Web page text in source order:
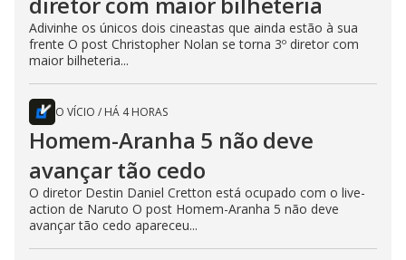
Adivinhe os únicos dois cineastas que ainda estão à sua
frente O post Christopher Nolan se torna 3º diretor com
maior bilheteria...
O VÍCIO / HÁ 4 HORAS
Homem-Aranha 5 não deve
avançar tão cedo
O diretor Destin Daniel Cretton está ocupado com o live-
action de Naruto O post Homem-Aranha 5 não deve
avançar tão cedo apareceu...